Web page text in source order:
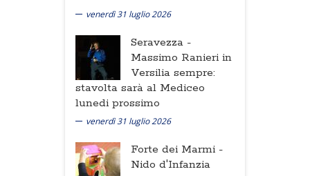
venerdì 31 luglio 2026
Seravezza -
Massimo Ranieri in
Versilia sempre:
stavolta sarà al Mediceo
lunedi prossimo
venerdì 31 luglio 2026
Forte dei Marmi -
Nido d'Infanzia